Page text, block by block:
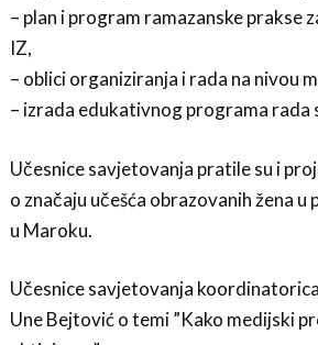
– plan i program ramazanske prakse
IZ,
– oblici organiziranja i rada na nivou
– izrada edukativnog programa rada
Učesnice savjetovanja pratile su i
o značaju učešća obrazovanih žena
u Maroku.
Učesnice savjetovanja
Une Bejtović o temi ”Kako medijski